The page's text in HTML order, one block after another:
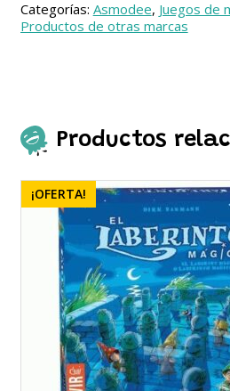
Categorías: Asmodee, Juegos de
Productos de otras marcas
Productos
¡OFERTA!